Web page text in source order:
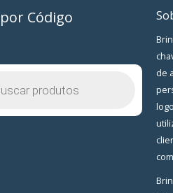
Código
de